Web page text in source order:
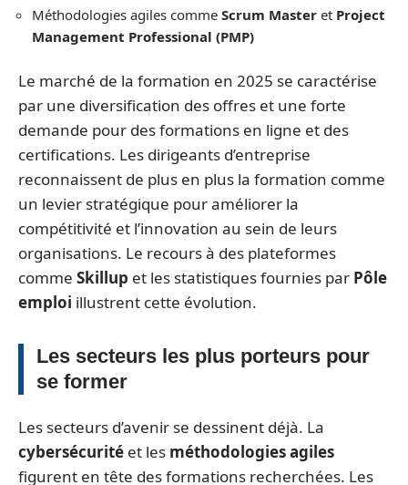
Méthodologies agiles comme Scrum Master et Project
Management Professional (PMP)
Le marché de la formation en 2025 se caractérise
par une diversification des offres et une forte
demande pour des formations en ligne et des
certifications. Les dirigeants d’entreprise
reconnaissent de plus en plus la formation comme
un levier stratégique pour améliorer la
compétitivité et l’innovation au sein de leurs
organisations. Le recours à des plateformes
comme Skillup et les statistiques fournies par Pôle
emploi illustrent cette évolution.
Les secteurs les plus porteurs pour
se former
Les secteurs d’avenir se dessinent déjà. La
cybersécurité et les méthodologies agiles
figurent en tête des formations recherchées. Les